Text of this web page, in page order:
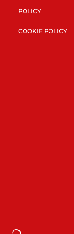
POLICY
COOKIE POLICY